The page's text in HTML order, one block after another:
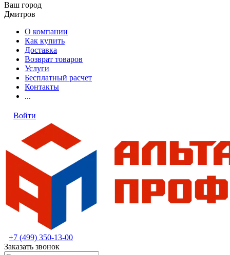
Ваш город
Дмитров
О компании
Как купить
Доставка
Возврат товаров
Услуги
Бесплатный расчет
Контакты
...
Войти
+7 (499) 350-13-00
Заказать звонок